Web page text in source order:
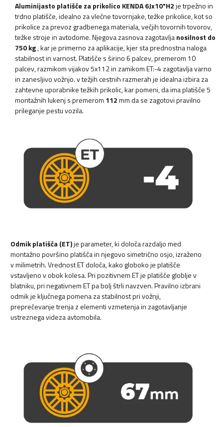
Aluminijasto platišče za prikolico KENDA 6Jx10"H2je trpežno in
trdno platišče, idealno za vlečne tovornjake, težke prikolice, kot so
prikolice za prevoz gradbenega materiala, večjih tovornih tovorov,
težke stroje in avtodome. Njegova zasnova zagotavljanosilnost do
750 kg, kar je primerno za aplikacije, kjer sta prednostna naloga
stabilnost in varnost. Platišče s širino 6 palcev, premerom 10
palcev, razmikom vijakov 5x112 in zamikom ET:-4 zagotavlja varno
in zanesljivo vožnjo. v težjih cestnih razmerah je idealna izbira za
zahtevne uporabnike težkih prikolic, kar pomeni, da ima platišče 5
montažnih lukenj s premerom 112mm da se zagotovi pravilno
prileganje pestu vozila.
Odmik platišča (ET)je parameter, ki določa razdaljo med
montažno površino platišča in njegovo simetrično osjo, izraženo
v milimetrih. Vrednost ET določa, kako globoko je platišče
vstavljeno v obok kolesa. Pri pozitivnem ET je platišče globlje v
blatniku, pri negativnem ET pa bolj štrli navzven. Pravilno izbrani
odmik je ključnega pomena za stabilnost pri vožnji,
preprečevanje trenja z elementi vzmetenja in zagotavljanje
ustreznega videza avtomobila.